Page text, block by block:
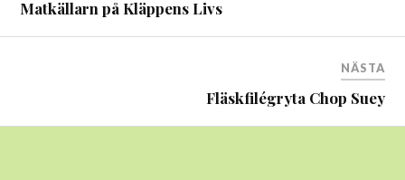
Matkällarn på Kläppens Livs
NÄSTA
Fläskfilégryta Chop Suey